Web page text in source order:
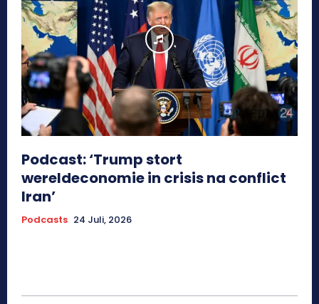
Podcast: ‘Trump stort
wereldeconomie in crisis na conflict
Iran’
Podcasts 24 Juli, 2026